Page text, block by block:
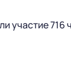
участие 716